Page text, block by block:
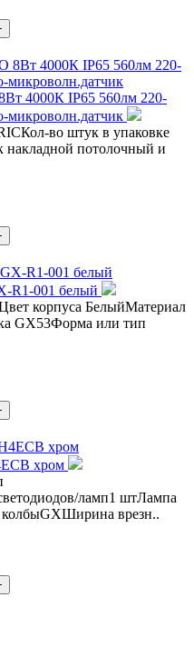
4000К IP65 560лм 220-
микроволн.датчик
во штук в упаковке
накладной потолочный и
R1-001 белый
корпуса БелыйМатериал
GX53Форма или тип
хром
ламп1 штЛампа
врезн..